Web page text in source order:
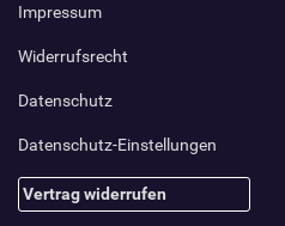
Impressum
Widerrufsrecht
Datenschutz
Datenschutz-Einstellungen
Vertrag widerrufen